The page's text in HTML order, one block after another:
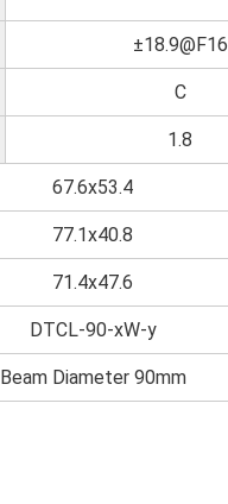
±18.9@F16
C
1.8
67.6x53.4
77.1x40.8
71.4x47.6
DTCL-90-xW-y
Beam Diameter 90mm